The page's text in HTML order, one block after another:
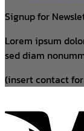
Signup for
Lorem ipsum
sed diam
(insert contact